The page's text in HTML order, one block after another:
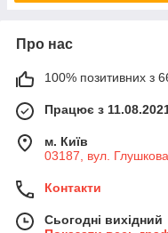
Про нас
100% позитивних з 66
Працює з
м. Київ
03187, вул.
Контакти
Сьогодні вихідний